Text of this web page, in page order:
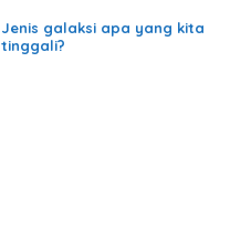
Jenis galaksi apa yang kita
tinggali?